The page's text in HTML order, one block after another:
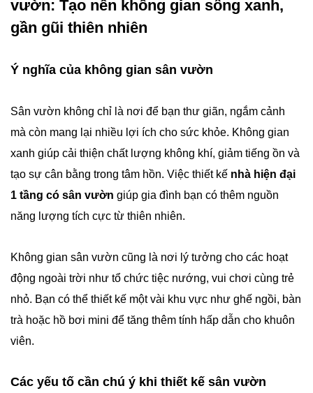
vườn: Tạo nên không gian sống xanh,
gần gũi thiên nhiên
Ý nghĩa của không gian sân vườn
Sân vườn không chỉ là nơi để bạn thư giãn, ngắm cảnh
mà còn mang lại nhiều lợi ích cho sức khỏe. Không gian
xanh giúp cải thiện chất lượng không khí, giảm tiếng ồn và
tạo sự cân bằng trong tâm hồn. Việc thiết kế nhà hiện đại
1 tầng có sân vườn giúp gia đình bạn có thêm nguồn
năng lượng tích cực từ thiên nhiên.
Không gian sân vườn cũng là nơi lý tưởng cho các hoạt
động ngoài trời như tổ chức tiệc nướng, vui chơi cùng trẻ
nhỏ. Bạn có thể thiết kế một vài khu vực như ghế ngồi, bàn
trà hoặc hồ bơi mini để tăng thêm tính hấp dẫn cho khuôn
viên.
Các yếu tố cần chú ý khi thiết kế sân vườn